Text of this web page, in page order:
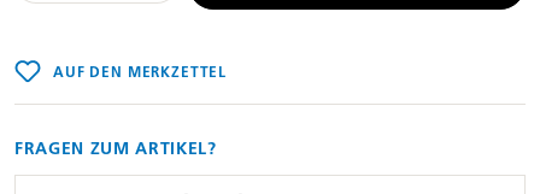
AUF DEN MERKZETTEL
FRAGEN ZUM ARTIKEL?